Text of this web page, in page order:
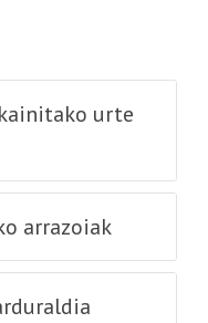
urte
arrazoiak